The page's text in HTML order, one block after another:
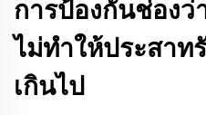
การป้องกันช่องว่
ไม่ทำให้ประสาท
เกินไป